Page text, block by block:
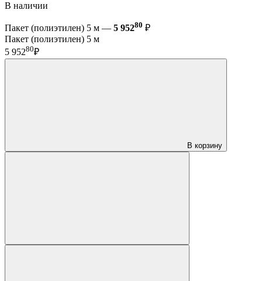
В наличии
Пакет (полиэтилен) 5 м — 5 95280 ₽
Пакет (полиэтилен) 5 м
5 95280₽
В корзину